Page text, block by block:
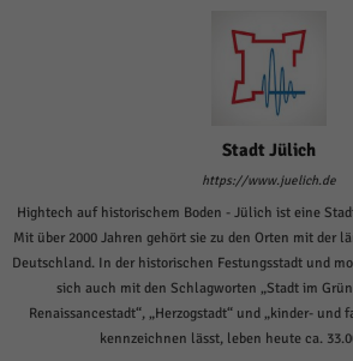
Stadt Jülich
https://www.juelich.de
Hightech auf historischem Boden - Jülich ist eine
Mit über 2000 Jahren gehört sie zu den Orten mit der
Deutschland. In der historischen Festungsstadt und
sich auch mit den Schlagworten „Stadt im
Renaissancestadt“, „Herzogstadt“ und „kinder-
kennzeichnen lässt, leben heute ca.